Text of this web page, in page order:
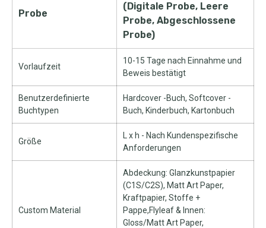
Probe
(Digitale Probe, Leere
Probe, Abgeschlossene
Probe)
Vorlaufzeit
10-15 Tage nach Einnahme und
Beweis bestätigt
Benutzerdefinierte
Buchtypen
Hardcover -Buch, Softcover -
Buch, Kinderbuch, Kartonbuch
Größe
L x h - Nach Kundenspezifische
Anforderungen
Custom Material
Abdeckung: Glanzkunstpapier
(C1S/C2S), Matt Art Paper,
Kraftpapier, Stoffe +
Pappe,Flyleaf & Innen:
Gloss/Matt Art Paper,